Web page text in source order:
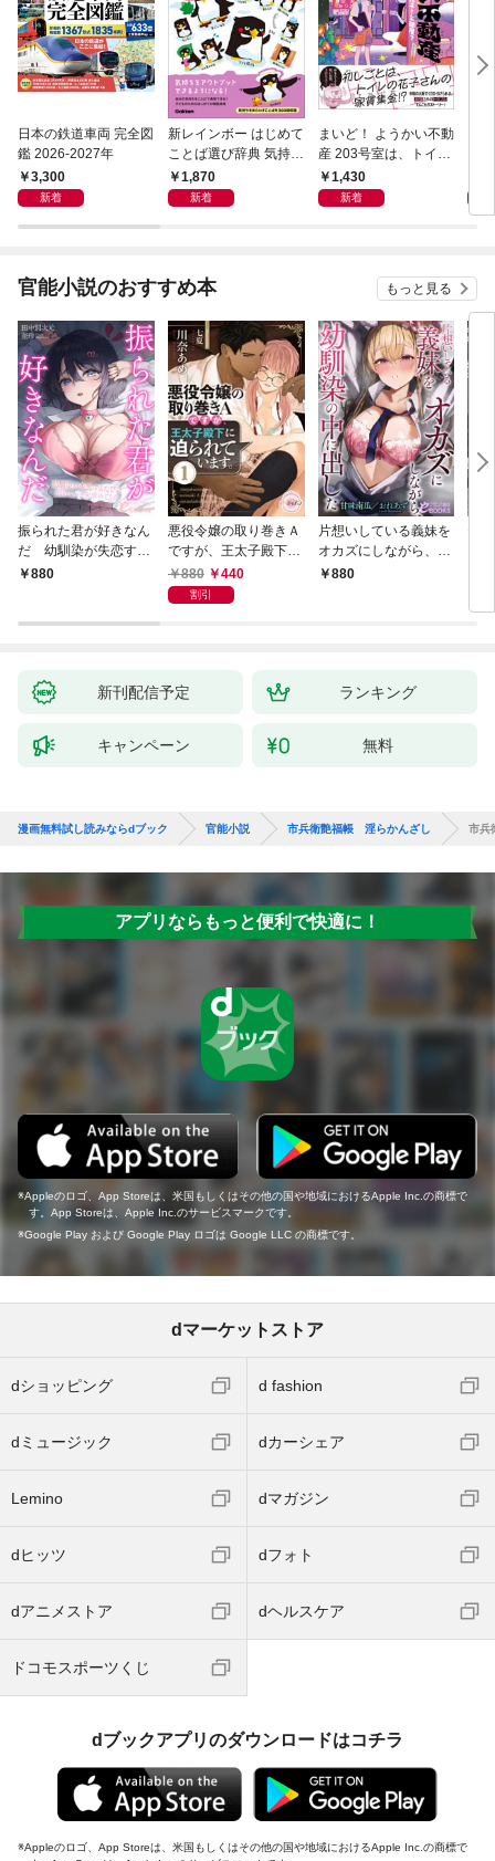
日本の鉄道車両 完全図
鑑 2026-2027年
3,300
新着
新レインボー はじめて
ことば選び辞典 気持ち
のことば
1,870
新着
まいど！ ようかい不動
産 203号室は、トイレ
の花子さんの部屋？
1,430
新着
官能小説のおすすめ本 もっと見る
振られた君が好きなん
だ 幼馴染が失恋する
たびに慰めエッチを求
880
悪役令嬢の取り巻きＡ
ですが、王太子殿下に
迫られています。①
880 440
割引
片想いしている義妹を
オカズにしながら、幼
馴染の中に出した
880
新刊配信予定 ランキング
キャンペーン 無料
漫画無料試し読みならdブック 官能小説 市兵衛艶福帳 淫らかんざし 市兵
アプリならもっと便利で快適に！
Appleのロゴ、App Storeは、米国もしくはその他の国や地域におけるApple Inc.の商標で
す。App Storeは、Apple Inc.のサービスマークです。
Google Play および Google Play ロゴは Google LLC の商標です。
dマーケットストア
dショッピング d fashion
dミュージック dカーシェア
Lemino dマガジン
dヒッツ dフォト
dアニメストア dヘルスケア
ドコモスポーツくじ
dブックアプリのダウンロードはコチラ
Appleのロゴ、App Storeは、米国もしくはその他の国や地域におけるApple Inc.の商標で